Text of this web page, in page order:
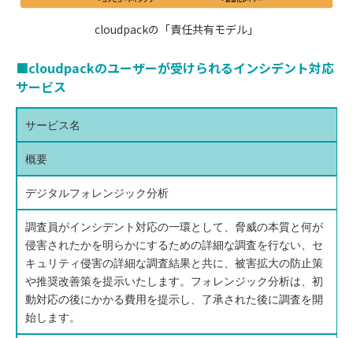
cloudpackの「責任共有モデル」
■cloudpackのユーザーが受けられるインシデント対応
サービス
サービス名
概要
デジタルフォレンジック分析
調査員がインシデント対応の一環として、脅威の本質と何が
侵害されたかを明らかにするための詳細な調査を行ない、セ
キュリティ侵害の詳細な調査結果と共に、被害拡大の防止策
や推奨改善策を提示いたします。フォレンジック分析は、初
動対応の後にかかる費用を提示し、了承された後に調査を開
始します。